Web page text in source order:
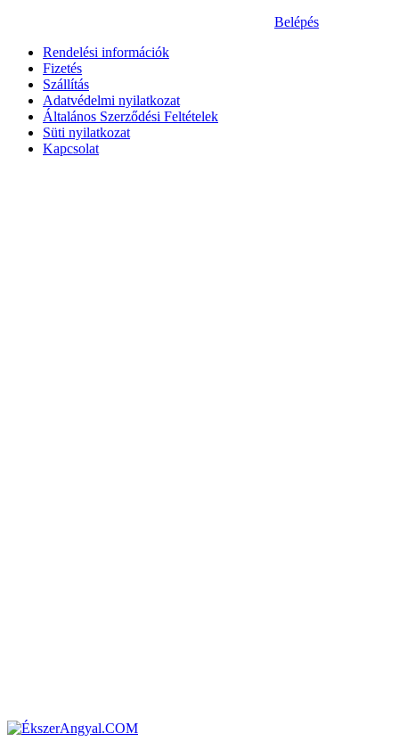
Belépés
Rendelési információk
Fizetés
Szállítás
Adatvédelmi nyilatkozat
Általános Szerződési Feltételek
Süti nyilatkozat
Kapcsolat